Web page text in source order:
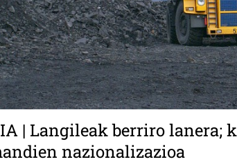
| Langileak berriro lanera;
nazionalizazioa